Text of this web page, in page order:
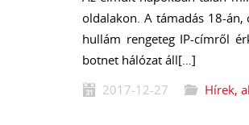
oldalakon. A támadás 18-án,
hullám rengeteg IP-címről
botnet hálózat áll[…]
2017-12-27
Hírek,